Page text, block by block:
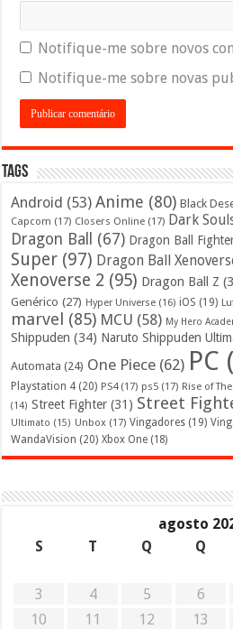
Notifique-me sobre novos
Notifique-me sobre novas
Tags
Android (53) Anime (80) Black
Capcom (17) Closers Online (17) Dark
Dragon Ball (67) Dragon Ball
Super (97) Dragon Ball
Xenoverse 2 (95) Dragon Ball Z
Genérico (27) Hyper Universe (16) iOS (19)
marvel (85) MCU (58) My Hero
Shippuden (34) Naruto Shippuden
Automata (24) One Piece (62) PC
Playstation 4 (20) PS4(17) ps5 (17) Rise of
(14) Street Fighter (31) Street
Ultimato (15) Unbox (17) Vingadores (19)
WandaVision (20) Xbox One (18)
agosto
S
T Q Q
3
4 5 6
10
11 12 13